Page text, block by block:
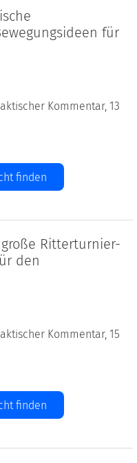
für
Kommentar, 13
finden
Ritterturnier-
den
Kommentar, 15
finden